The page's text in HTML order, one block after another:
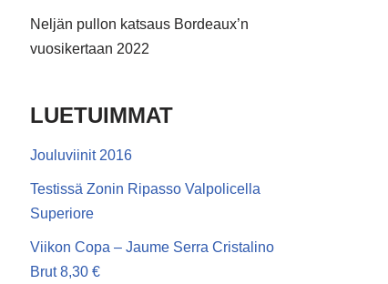
Neljän pullon katsaus Bordeaux’n
vuosikertaan 2022
LUETUIMMAT
Jouluviinit 2016
Testissä Zonin Ripasso Valpolicella
Superiore
Viikon Copa – Jaume Serra Cristalino
Brut 8,30 €